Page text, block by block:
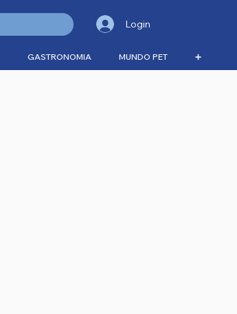
Login
GASTRONOMIA MUNDO PET ➕